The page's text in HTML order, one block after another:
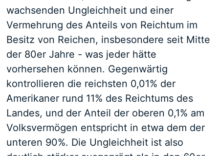
wachsenden Ungleichheit und einer
Vermehrung des Anteils von Reichtum im
Besitz von Reichen, insbesondere seit Mitte
der 80er Jahre - was jeder hätte
vorhersehen können. Gegenwärtig
kontrollieren die reichsten 0,01% der
Amerikaner rund 11% des Reichtums des
Landes, und der Anteil der oberen 0,1% am
Volksvermögen entspricht in etwa dem der
unteren 90%. Die Ungleichheit ist also